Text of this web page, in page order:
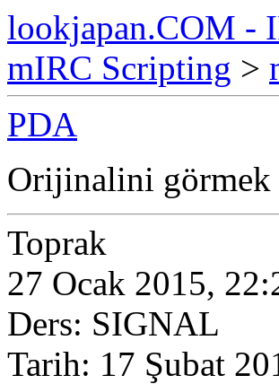
lookjapan.COM -
mIRC Scripting >
PDA
Orijinalini görmek
Toprak
27 Ocak 2015,
Ders: SIGNAL
Tarih: 17 Şubat